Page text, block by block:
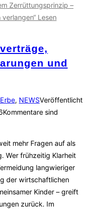
Zerrüttungsprinzip –
Lesen
und
, NEWSVeröffentlicht
Kommentare sind
mehr Fragen auf als
Wer frühzeitig Klarheit
langwieriger
der wirtschaftlichen
Kinder – greift
zurück. Im